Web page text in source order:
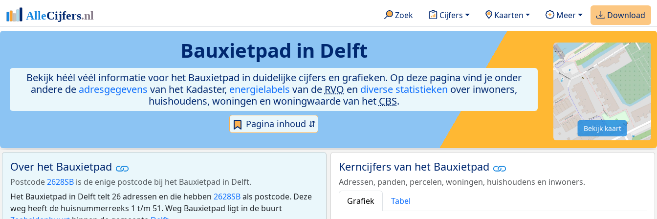
Zoek Cijfers Kaarten Meer Download
Bauxietpad in Delft
Bekijk héél véél informatie voor het Bauxietpad in duidelijke cijfers en grafieken. Op deze pagina vind je onder
andere de adresgegevens van het Kadaster, energielabels van de RVO en diverse statistieken over inwoners,
huishoudens, woningen en woningwaarde van het CBS.
Pagina inhoud ⇵ Bekijk kaart
Over het Bauxietpad
Postcode2628SB is de enige postcode bij het Bauxietpad in Delft.
Het Bauxietpad in Delft telt 26 adressen en die hebben 2628SBals postcode. Deze
weg heeft de huisnummerreeks 1 t/m 51. Weg Bauxietpad ligt in de buurt
Kerncijfers van het Bauxietpad
Adressen, panden, percelen, woningen, huishoudens en inwoners.
Grafiek
Tabel